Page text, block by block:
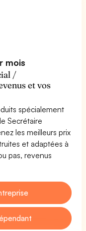
mois
/
et vos
spécialement
Secrétaire
les meilleurs prix
et adaptées à
pas, revenus